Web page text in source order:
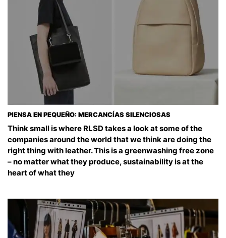
PIENSA EN PEQUEÑO: MERCANCÍAS SILENCIOSAS
Think small is where RLSD takes a look at some of the
companies around the world that we think are doing the
right thing with leather. This is a greenwashing free zone
– no matter what they produce, sustainability is at the
heart of what they